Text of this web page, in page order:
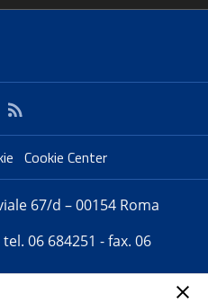
Cookie Center
67/d – 00154 Roma
tel. 06 684251 - fax. 06